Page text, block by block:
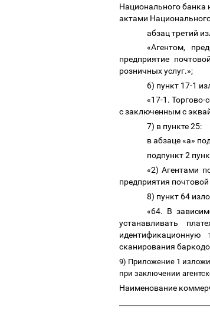
Национального банка
актами
абзац третий
«Агентом,
предприятие
розничных услуг.»;
6) пункт 17-1
«17-1. Торгово-
с заключенным с
7) в пункте 25:
в абзаце «а»
подпункт 2
«2) Агентами
предприятия
8) пункт 64
«64. В
устанавливать
сканирования
9) Приложение 1
при заключении
Наименование